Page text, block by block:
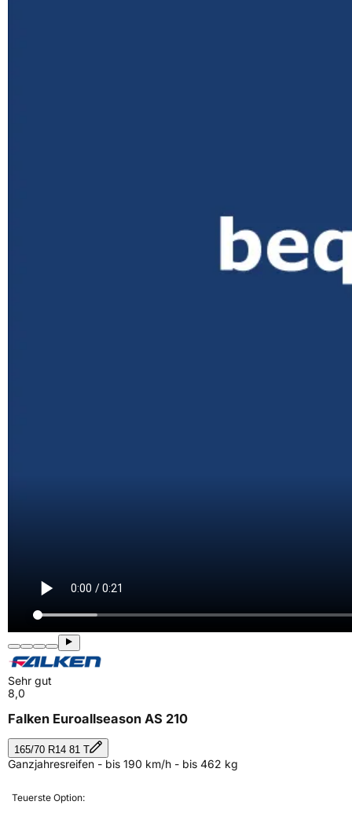
Sehr gut
8,0
Falken Euroallseason AS 210
165/70 R14 81 T
Ganzjahresreifen - bis 190 km/h - bis 462 kg
Teuerste Option: